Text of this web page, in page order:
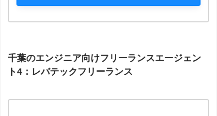
千葉のエンジニア向けフリーランスエージェン
ト4：レバテックフリーランス